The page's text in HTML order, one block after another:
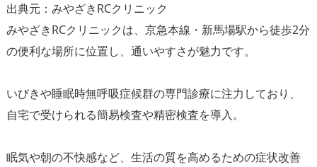
出典元：みやざきRCクリニック
みやざきRCクリニックは、京急本線・新馬場駅から徒歩2分
の便利な場所に位置し、通いやすさが魅力です。
いびきや睡眠時無呼吸症候群の専門診療に注力しており、
自宅で受けられる簡易検査や精密検査を導入。
眠気や朝の不快感など、生活の質を高めるための症状改善